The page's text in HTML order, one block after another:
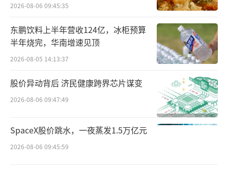
2026-08-06 09:45:35
东鹏饮料上半年营收124亿，冰柜预算
半年烧完，华南增速见顶
2026-08-05 14:13:37
股价异动背后 济民健康跨界芯片谋变
2026-08-06 09:47:49
SpaceX股价跳水，一夜蒸发1.5万亿元
2026-08-06 09:45:59